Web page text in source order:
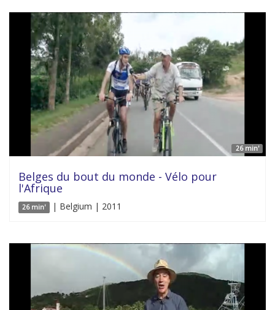
26 min'
Belges du bout du monde - Vélo pour
l'Afrique
26 min' | Belgium | 2011